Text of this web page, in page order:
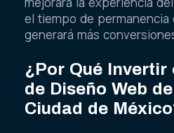
el tiempo de
generará más
¿Por Qué Invertir
de Diseño Web
Ciudad de